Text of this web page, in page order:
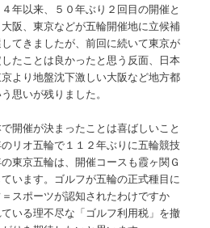
年以来、５０年ぶり２回目の開催と
阪、東京などが五輪開催地に立候補
てきましたが、前回に続いて東京が
たことは良かったと思う反面、日本
より地盤沈下激しい大阪など地方都
思いが残りました。
開催が決まったことは喜ばしいこと
リオ五輪で１１２年ぶりに五輪競技
東京五輪は、開催コースも霞ヶ関Ｇ
います。ゴルフが五輪の正式種目に
スポーツが認知されたわけですか
いる理不尽な「ゴルフ利用税」を撤